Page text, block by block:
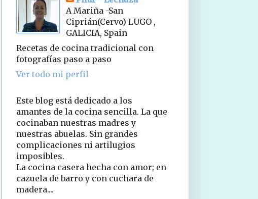
A Mariña -San
Ciprián(Cervo) LUGO ,
GALICIA, Spain
Recetas de cocina tradicional con
fotografías paso a paso
Ver todo mi perfil
Este blog está dedicado a los
amantes de la cocina sencilla. La que
cocinaban nuestras madres y
nuestras abuelas. Sin grandes
complicaciones ni artilugios
imposibles.
La cocina casera hecha con amor; en
cazuela de barro y con cuchara de
madera....